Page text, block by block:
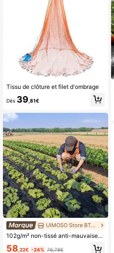
Tissu de clôture et filet d'ombrage
Dès 39 ,81€
UIMOSO Store BTG EU
102g/m² non-tissé anti-mauvaises herbes non-tissé de jardin contre les mauvaises herbes 1,8x91,4mm film anti-mauvaises herbes en PP perméable à l'eau résistant à la déchirure résistant à la corrosion non-tissé anti-mauvaises herbes 570/700N résistance à la traction tissu de sol de protection contre les mauvaises herbes
58 ,22€ -24% 76,78€